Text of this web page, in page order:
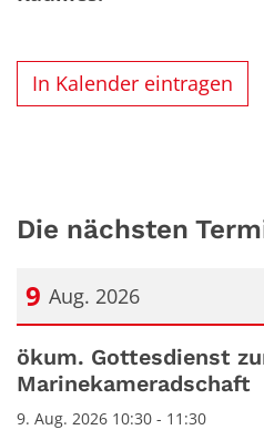
In Kalender eintragen
Die nächsten
9 Aug. 2026
Datum: 9. August 2026
ökum. Gottesdienst
Marinekameradschaft
9. Aug. 2026 10:30 - 11:30